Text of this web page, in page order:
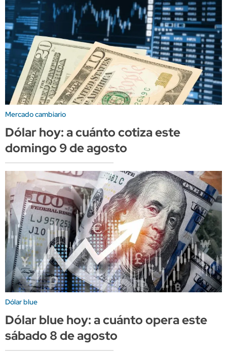
Mercado cambiario
Dólar hoy: a cuánto cotiza este
domingo 9 de agosto
Dólar blue
Dólar blue hoy: a cuánto opera este
sábado 8 de agosto